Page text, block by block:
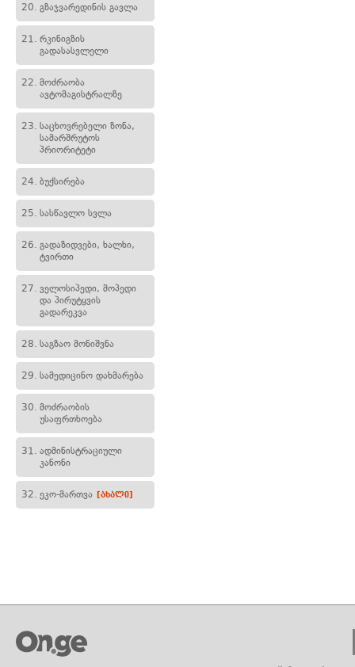
20. გზაჯვარედინის გავლა
21. რკინიგზის
გადასასვლელი
22. მოძრაობა
ავტომაგისტრალზე
23. საცხოვრებელი ზონა,
სამარშრუტოს
პრიორიტეტი
24. ბუქსირება
25. სასწავლო სვლა
26. გადაზიდვები, ხალხი,
ტვირთი
27. ველოსიპედი, მოპედი
და პირუტყვის
გადარეკვა
28. საგზაო მონიშვნა
29. სამედიცინო დახმარება
30. მოძრაობის
უსაფრთხოება
31. ადმინისტრაციული
კანონი
32. ეკო-მართვა [ახალი]